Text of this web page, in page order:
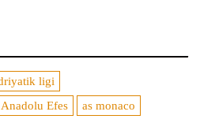
ligi
Anadolu Efes
as monaco